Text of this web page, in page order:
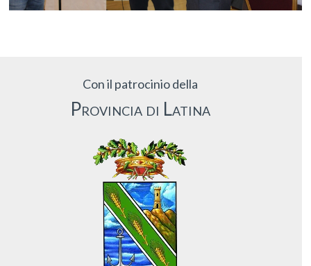
Con il patrocinio della
Provincia di Latina